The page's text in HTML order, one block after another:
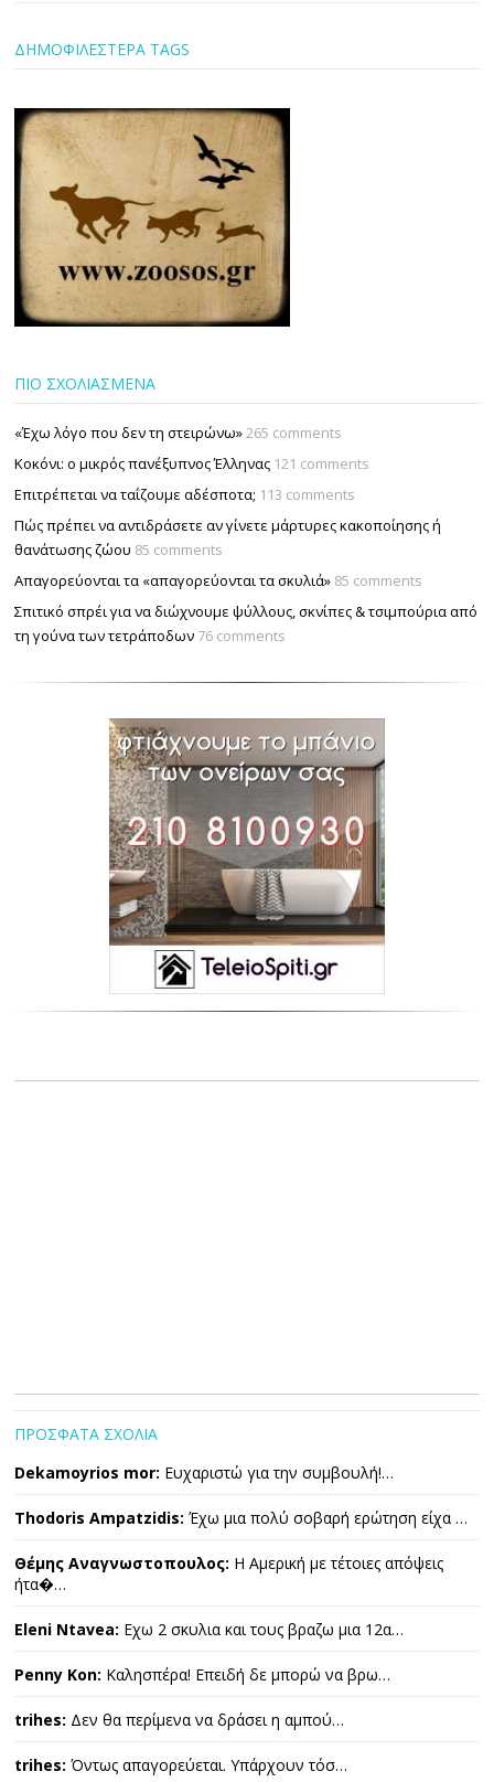
ΔΗΜΟΦΙΛΕΣΤΕΡΑ TAGS
ΠΙΟ ΣΧΟΛΙΑΣΜΕΝΑ
«Έχω λόγο που δεν τη στειρώνω»265 comments
Κοκόνι: ο μικρός πανέξυπνος Έλληνας 121 comments
Επιτρέπεται να ταΐζουµε αδέσποτα; 113 comments
Πώς πρέπει να αντιδράσετε αν γίνετε μάρτυρες κακοποίησης ή
θανάτωσης ζώου 85 comments
Απαγορεύονται τα «απαγορεύονται τα σκυλιά» 85 comments
Σπιτικό σπρέι για να διώχνουμε ψύλλους, σκνίπες & τσιμπούρια από
τη γούνα των τετράποδων 76 comments
ΠΡΟΣΦΑΤΑ ΣΧΟΛΙΑ
Dekamoyrios mor: Ευχαριστώ για την συμβουλή!…
Thodoris Ampatzidis: Έχω μια πολύ σοβαρή ερώτηση είχα …
Θέμης Αναγνωστοπουλος: Η Αμερική με τέτοιες απόψεις
ήτα�…
Eleni Ntavea: Εχω 2 σκυλια και τους βραζω μια 12α…
Penny Kon: Καλησπέρα! Επειδή δε μπορώ να βρω…
trihes: Δεν θα περίμενα να δράσει η αμπού…
trihes: Όντως απαγορεύεται. Υπάρχουν τόσ…